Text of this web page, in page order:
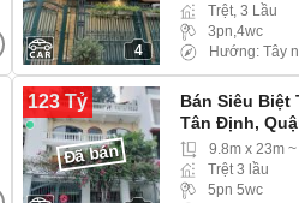
4
Trệt, 3 Lầu
3pn,4wc
Hướng: Tây
123 Tỷ
Đã bán
Bán Siêu Biệt
Tân Định,
9.8m x 23m
Trệt 3 lầu
5pn 5wc